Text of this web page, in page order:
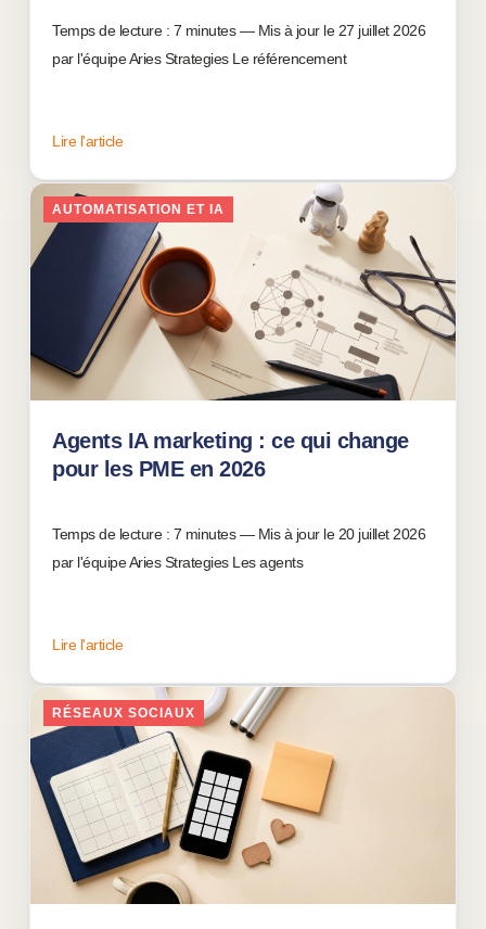
Temps de lecture : 7 minutes — Mis à jour le 27 juillet 2026
par l'équipe Aries Strategies Le référencement
Lire l'article
AUTOMATISATION ET IA
Agents IA marketing : ce qui change
pour les PME en 2026
Temps de lecture : 7 minutes — Mis à jour le 20 juillet 2026
par l'équipe Aries Strategies Les agents
Lire l'article
RÉSEAUX SOCIAUX